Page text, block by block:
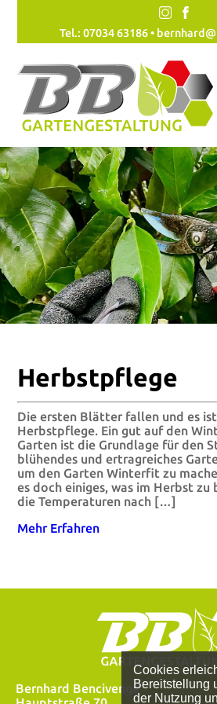
Cookies
Bereitstellung
der Nutzung
Tel.: 07034 63186 •
Herbstpflege
Die ersten Blätter fallen und es
Herbstpflege. Ein gut auf den
Garten ist die Grundlage für den
blühendes und ertragreiches
um den Garten Winterfit zu
es doch einiges, was im Herbst zu
die Temperaturen nach […]
Mehr Erfahren
Bernhard Bencivenga